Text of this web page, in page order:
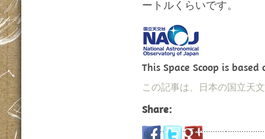
ートルくらいです。
This Space Scoop is
この記事は、日本の国立天
Share: